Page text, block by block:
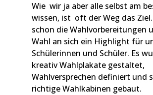
Wie wir ja aber alle selbst am
wissen, ist oft der Weg das
schon die Wahlvorbereitungen
Wahl an sich ein Highlight für
Schülerinnen und Schüler. Es
kreativ Wahlplakate gestaltet,
Wahlversprechen definiert und
richtige Wahlkabinen gebaut.